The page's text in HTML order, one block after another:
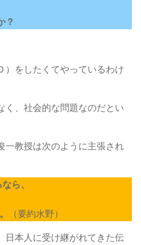
？
）をしたくてやっているわけ
く、社会的な問題なのだとい
一教授は次のように主張され
ら、
（要約水野）
日本人に受け継がれてきた伝